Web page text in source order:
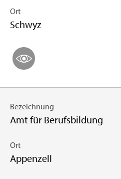
Ort
Schwyz
Bezeichnung
Amt für Berufsbildung
Ort
Appenzell